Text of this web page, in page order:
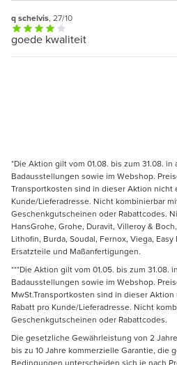
q schelvis, 27/10
goede kwaliteit
*Die Aktion gilt vom 01.08. bis zum 31.08.
Badausstellungen sowie im Webshop.
Transportkosten sind in dieser Aktion nicht
Kunde/Lieferadresse. Nicht kombinierbar
Geschenkgutscheinen oder Rabattcodes.
HansGrohe, Grohe, Duravit, Villeroy &
Lithofin, Burda, Soudal, Fernox, Viega,
Ersatzteile und Maßanfertigungen.
***Die Aktion gilt vom 01.05. bis zum 31.08.
Badausstellungen sowie im Webshop.
MwSt.Transportkosten sind in dieser
Rabatt pro Kunde/Lieferadresse. Nicht
Geschenkgutscheinen oder Rabattcodes.
Die gesetzliche Gewährleistung von 2
bis zu 10 Jahre kommerzielle Garantie, die